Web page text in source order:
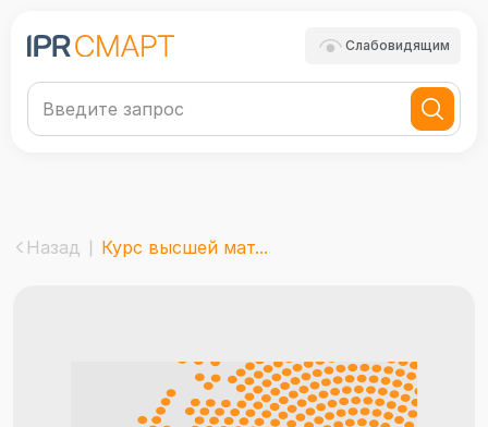
Слабовидящим
Назад Курс высшей мат...